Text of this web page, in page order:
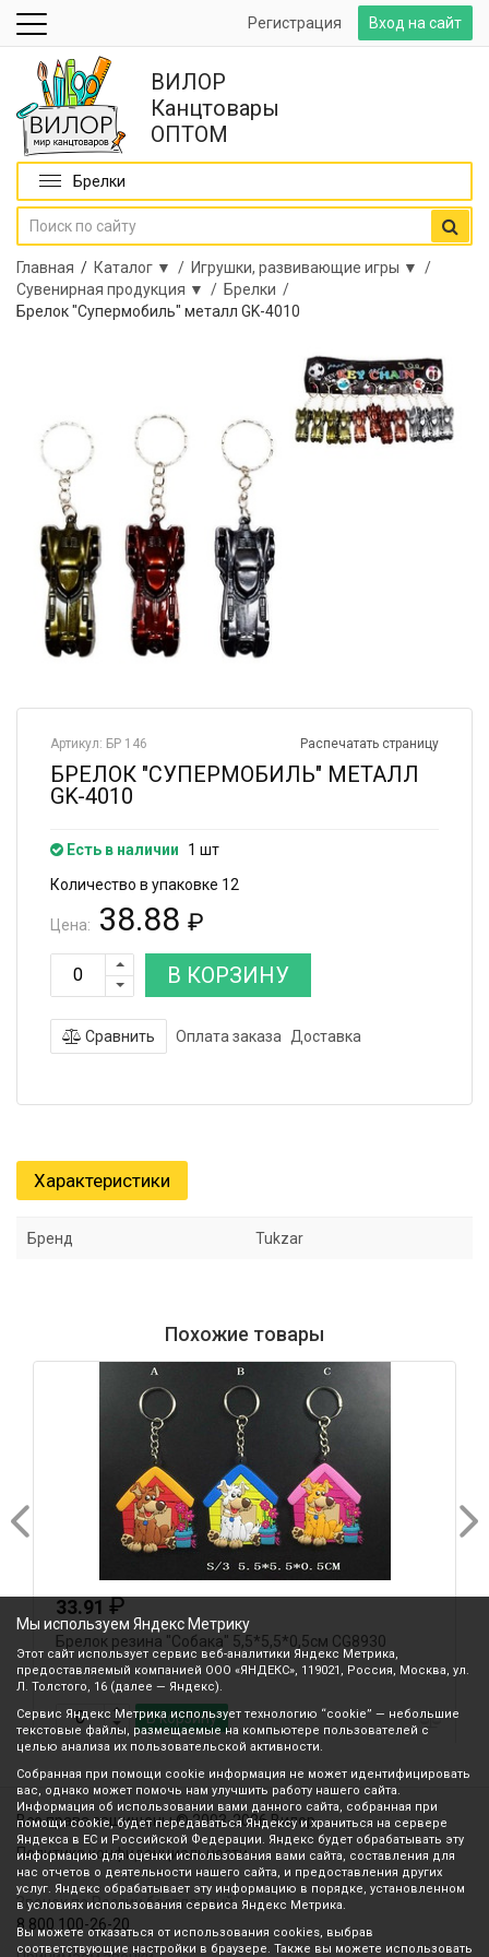
Вход на сайт
Регистрация
ВИЛОР
Канцтовары
ОПТОМ
Брелки
Главная / Каталог ▼ / Игрушки, развивающие игры ▼ /
Сувенирная продукция ▼ / Брелки /
Брелок "Супермобиль" металл GK-4010
Распечатать страницу
Артикул: БР 146
БРЕЛОК "СУПЕРМОБИЛЬ" МЕТАЛЛ
GK-4010
Есть в наличии
1 шт
Количество в упаковке 12
Цена: 38.88 ₽
В КОРЗИНУ
Сравнить Оплата заказа Доставка
Характеристики
Бренд Tukzar
Похожие товары
33.91 ₽
Брелок резина "Собака" 5,5*5,5*0,5см CG8930
В корзину
Все права защищены © 2003-2026 Вилор
Политика конфиденциальности
Звонок по России бесплатный
8 800 100-26-20
Мы используем Яндекс Метрику
Этот сайт использует сервис веб-аналитики Яндекс Метрика,
предоставляемый компанией ООО «ЯНДЕКС», 119021, Россия, Москва, ул.
Л. Толстого, 16 (далее — Яндекс).
Сервис Яндекс Метрика использует технологию “cookie” — небольшие
текстовые файлы, размещаемые на компьютере пользователей с
целью анализа их пользовательской активности.
Собранная при помощи cookie информация не может идентифицировать
вас, однако может помочь нам улучшить работу нашего сайта.
Информация об использовании вами данного сайта, собранная при
помощи cookie, будет передаваться Яндексу и храниться на сервере
Яндекса в ЕС и Российской Федерации. Яндекс будет обрабатывать эту
информацию для оценки использования вами сайта, составления для
нас отчетов о деятельности нашего сайта, и предоставления других
услуг. Яндекс обрабатывает эту информацию в порядке, установленном
в условиях использования сервиса Яндекс Метрика.
Вы можете отказаться от использования cookies, выбрав
соответствующие настройки в браузере. Также вы можете использовать